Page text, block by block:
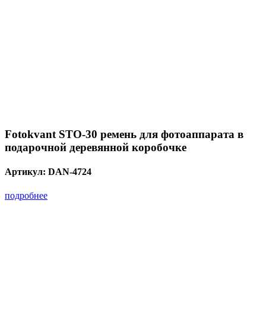
Fotokvant STO-30 ремень для фотоаппарата в
подарочной деревянной коробочке
Артикул: DAN-4724
подробнее